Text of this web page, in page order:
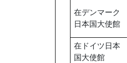
在デンマーク
日本国大使館
在ドイツ日本
国大使館